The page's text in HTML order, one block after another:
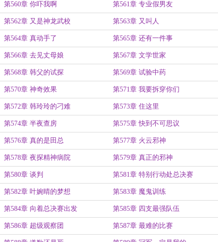
第560章 你吓我啊 第561章 专业假男友
第562章 又是神龙武校 第563章 又叫人
第564章 真动手了 第565章 还有一件事
第566章 去见丈母娘 第567章 文学世家
第568章 韩父的试探 第569章 试验中药
第570章 神奇效果 第571章 我要拆穿你们
第572章 韩玲玲的刁难 第573章 住这里
第574章 半夜查房 第575章 快到不可思议
第576章 真的是田总 第577章 火云邪神
第578章 夜探精神病院 第579章 真正的邪神
第580章 谈判 第581章 特别行动处总决赛
第582章 叶婉晴的梦想 第583章 魔鬼训练
第584章 向着总决赛出发 第585章 四支最强队伍
第586章 超级观察团 第587章 最难的比赛